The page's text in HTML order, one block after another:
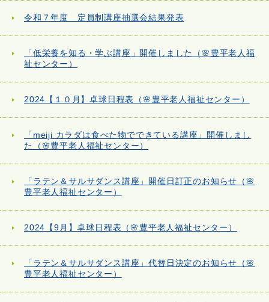
令和７年度 定員制講座抽選会結果発表
「低栄養を知る・学ぶ講座」開催しました（🌸豊平老人福
祉センター）
2024【１０月】卓球日程表（🌸豊平老人福祉センター）
「meiji カラダは食べた物でできている講座」開催しまし
た（🌸豊平老人福祉センター）
「ラテン＆サルサダンス講座」開催日訂正のお知らせ（🌸
豊平老人福祉センター）
2024【9月】卓球日程表（🌸豊平老人福祉センター）
「ラテン＆サルサダンス講座」代替日決定のお知らせ（🌸
豊平老人福祉センター）